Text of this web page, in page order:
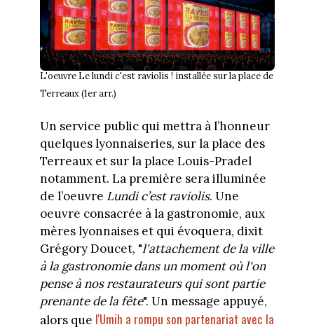
L'oeuvre Le lundi c'est raviolis ! installée sur la place de
Terreaux (1er arr.)
Un service public qui mettra à l’honneur
quelques lyonnaiseries, sur la place des
Terreaux et sur la place Louis-Pradel
notamment. La première sera illuminée
de l’oeuvre Lundi c’est raviolis. Une
oeuvre consacrée à la gastronomie, aux
mères lyonnaises et qui évoquera, dixit
Grégory Doucet, "l'attachement de la ville
à la gastronomie dans un moment où l'on
pense à nos restaurateurs qui sont partie
prenante de la fête". Un message appuyé,
alors que l'Umih a rompu son partenariat avec la